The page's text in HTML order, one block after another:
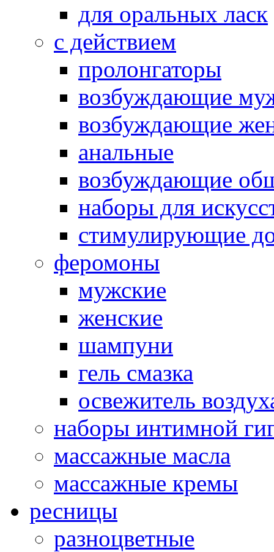
для оральных ласк
с действием
пролонгаторы
возбуждающие
возбуждающие
анальные
возбуждающие
наборы для
стимулирующие
феромоны
мужские
женские
шампуни
гель смазка
освежитель
наборы интимной
массажные масла
массажные кремы
ресницы
разноцветные